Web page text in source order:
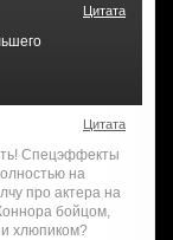
Цитата
Цитата
Спецэффекты
на
про актера на
бойцом,
и хлюпиком?